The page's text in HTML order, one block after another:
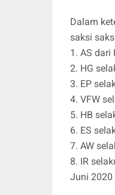
Dalam
saksi
1. AS dari
2. HG
3. EP
4. VFW
5. HB
6. ES
7. AW
8. IR
Juni 2020